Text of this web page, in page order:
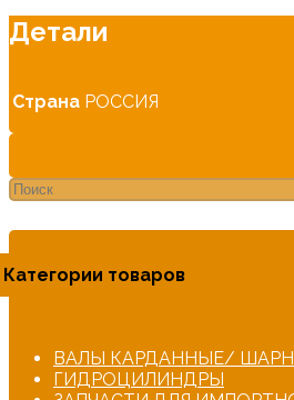
Детали
Страна РОССИЯ
Категории товаров
ВАЛЫ КАРДАННЫЕ/
ГИДРОЦИЛИНДРЫ